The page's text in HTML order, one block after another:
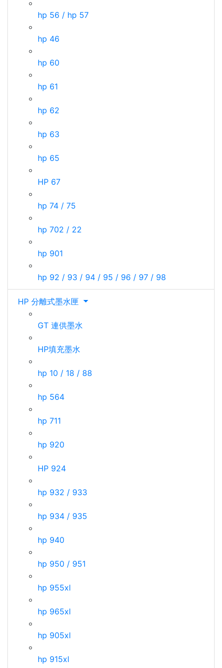
hp 56 / hp 57
hp 46
hp 60
hp 61
hp 62
hp 63
hp 65
HP 67
hp 74 / 75
hp 702 / 22
hp 901
hp 92 / 93 / 94 / 95 / 96 / 97 / 98
HP 分離式墨水匣
GT 連供墨水
HP填充墨水
hp 10 / 18 / 88
hp 564
hp 711
hp 920
HP 924
hp 932 / 933
hp 934 / 935
hp 940
hp 950 / 951
hp 955xl
hp 965xl
hp 905xl
hp 915xl